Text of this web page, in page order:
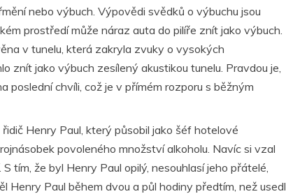
nebo výbuch. Výpovědi svědků o výbuchu jsou
prostředí může náraz auta do pilíře znít jako výbuch.
v tunelu, která zakryla zvuky o vysokých
znít jako výbuch zesílený akustikou tunelu. Pravdou je,
poslední chvíli, což je v přímém rozporu s běžným
Henry Paul, který působil jako šéf hotelové
povoleného množství alkoholu. Navíc si vzal
tím, že byl Henry Paul opilý, nesouhlasí jeho přátelé,
Henry Paul během dvou a půl hodiny předtím, než usedl